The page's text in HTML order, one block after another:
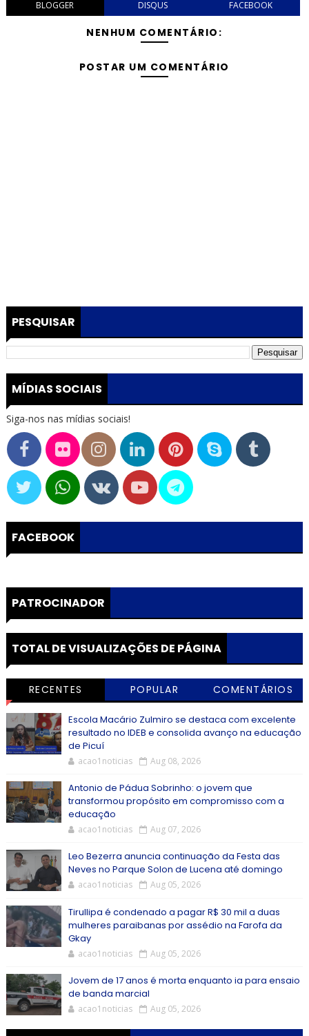
BLOGGER DISQUS FACEBOOK
NENHUM COMENTÁRIO:
POSTAR UM COMENTÁRIO
PESQUISAR
MÍDIAS SOCIAIS
Siga-nos nas mídias sociais!
FACEBOOK
PATROCINADOR
TOTAL DE VISUALIZAÇÕES DE PÁGINA
RECENTES POPULAR COMENTÁRIOS
Escola Macário Zulmiro se destaca com excelente
resultado no IDEB e consolida avanço na educação
de Picuí
acao1noticias Aug 08, 2026
Antonio de Pádua Sobrinho: o jovem que
transformou propósito em compromisso com a
educação
acao1noticias Aug 07, 2026
Leo Bezerra anuncia continuação da Festa das
Neves no Parque Solon de Lucena até domingo
acao1noticias Aug 05, 2026
Tirullipa é condenado a pagar R$ 30 mil a duas
mulheres paraibanas por assédio na Farofa da
Gkay
acao1noticias Aug 05, 2026
Jovem de 17 anos é morta enquanto ia para ensaio
de banda marcial
acao1noticias Aug 05, 2026